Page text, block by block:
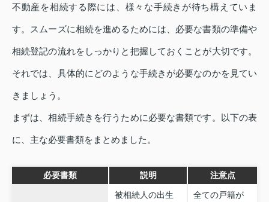
不動産を相続する際には、様々な手続きが待ち構えていま
す。スムーズに相続を進めるためには、必要な書類の準備や
相続登記の流れをしっかりと把握しておくことが大切です。
それでは、具体的にどのような手続きが必要なのかを見てい
きましょう。
まずは、相続手続きを行うために必要な書類です。以下の表
に、主な必要書類をまとめました。
必要書類 説明 注意点
被相続人の出生
全ての戸籍が